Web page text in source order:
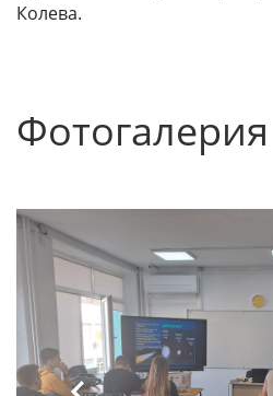
Колева.
Фотогалерия